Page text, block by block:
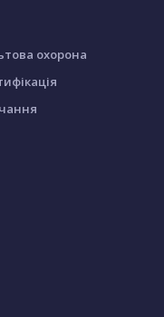
охорона